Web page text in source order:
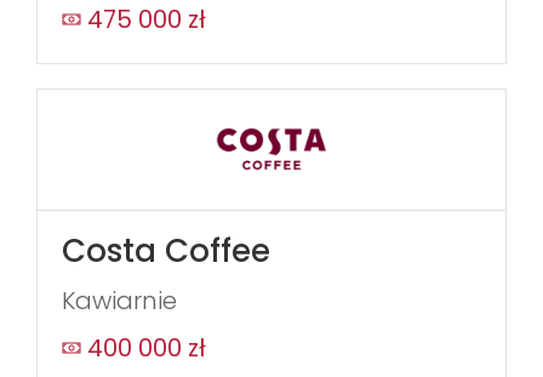
475 000 zł
Costa Coffee
Kawiarnie
400 000 zł